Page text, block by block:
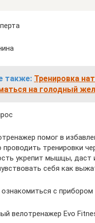
также: Тренировка
на голодный
помог в
проводить тренировки
укрепит мышцы, даст
себя как
с
велотренажер Evo